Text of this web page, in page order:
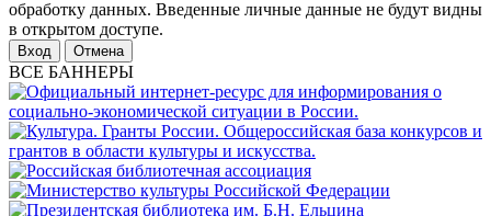
обработку данных. Введенные личные данные не будут видны
в открытом доступе.
Отмена
ВСЕ БАННЕРЫ